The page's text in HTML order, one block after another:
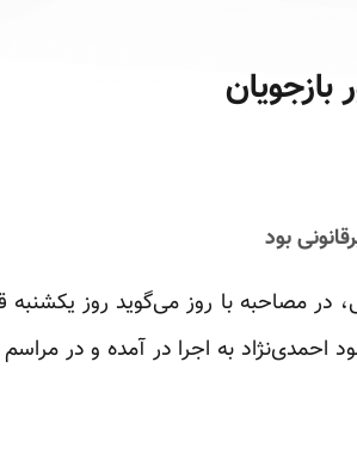
بود
احمدی‌نژاد به اجرا در آمده و در